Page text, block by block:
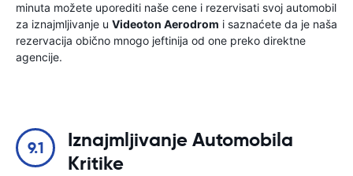
minuta možete uporediti naše cene i rezervisati svoj automobil
za iznajmljivanje u Videoton Aerodrom i saznaćete da je naša
rezervacija obično mnogo jeftinija od one preko direktne
agencije.
9.1
Iznajmljivanje Automobila
Kritike